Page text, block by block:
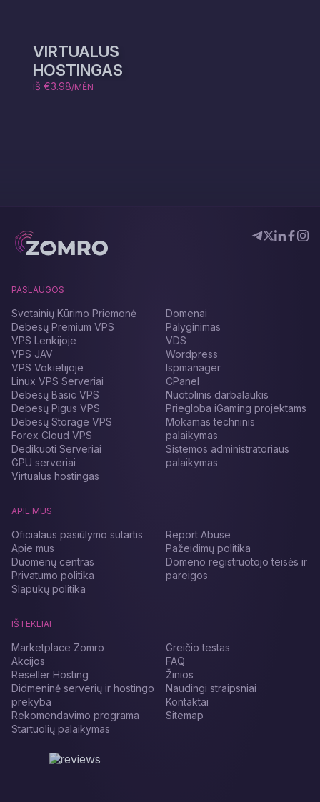
VIRTUALUS
HOSTINGAS
IŠ €3.98/MĖN
PASLAUGOS
Svetainių Kūrimo Priemonė
Debesų Premium VPS
VPS Lenkijoje
VPS JAV
VPS Vokietijoje
Linux VPS Serveriai
Debesų Basic VPS
Debesų Pigus VPS
Debesų Storage VPS
Forex Cloud VPS
Dedikuoti Serveriai
GPU serveriai
Virtualus hostingas
Domenai
Palyginimas
VDS
Wordpress
Ispmanager
CPanel
Nuotolinis darbalaukis
Priegloba iGaming projektams
Mokamas techninis
palaikymas
Sistemos administratoriaus
palaikymas
APIE MUS
Oficialaus pasiūlymo sutartis
Apie mus
Duomenų centras
Privatumo politika
Slapukų politika
Report Abuse
Pažeidimų politika
Domeno registruotojo teisės ir
pareigos
IŠTEKLIAI
Marketplace Zomro
Akcijos
Reseller Hosting
Didmeninė serverių ir hostingo
prekyba
Rekomendavimo programa
Startuolių palaikymas
Greičio testas
FAQ
Žinios
Naudingi straipsniai
Kontaktai
Sitemap